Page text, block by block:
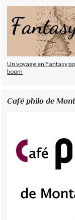
Un voyage en Fantasy
boom
Café philo de